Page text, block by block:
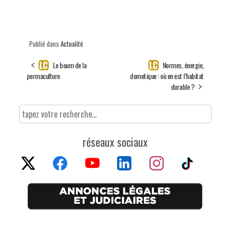
Publié dans Actualité
Le boum de la
permaculture
Normes, énergie,
domotique : où en est l’habitat
durable ?
réseaux sociaux